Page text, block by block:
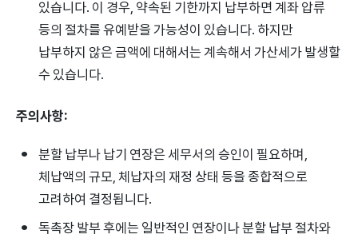
있습니다. 이 경우, 약속된 기한까지 납부하면 계좌 압류
등의 절차를 유예받을 가능성이 있습니다. 하지만
납부하지 않은 금액에 대해서는 계속해서 가산세가 발생할
수 있습니다.
주의사항:
분할 납부나 납기 연장은 세무서의 승인이 필요하며,
체납액의 규모, 체납자의 재정 상태 등을 종합적으로
고려하여 결정됩니다.
독촉장 발부 후에는 일반적인 연장이나 분할 납부 절차와